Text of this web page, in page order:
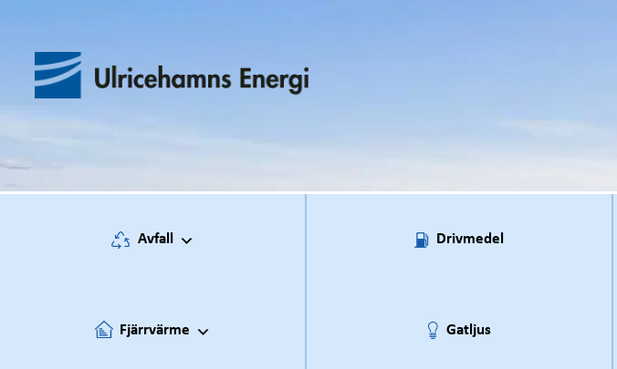
innehåll
Avfall Drivmedel
Fjärrvärme Gatljus